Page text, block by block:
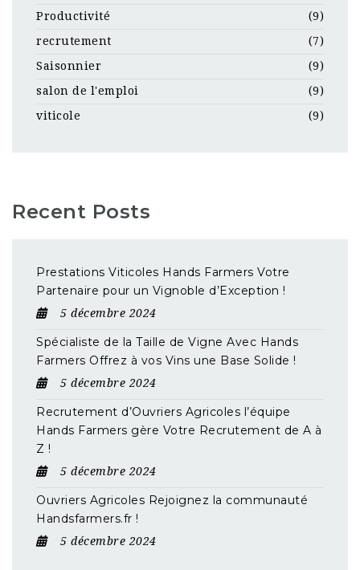
Productivité
(9)
recrutement
(7)
Saisonnier
(9)
salon de l'emploi
(9)
viticole
(9)
Recent Posts
Prestations Viticoles Hands Farmers Votre
Partenaire pour un Vignoble d’Exception !
5 décembre 2024
Spécialiste de la Taille de Vigne Avec Hands
Farmers Offrez à vos Vins une Base Solide !
5 décembre 2024
Recrutement d’Ouvriers Agricoles l’équipe
Hands Farmers gère Votre Recrutement de A à
Z !
5 décembre 2024
Ouvriers Agricoles Rejoignez la communauté
Handsfarmers.fr !
5 décembre 2024